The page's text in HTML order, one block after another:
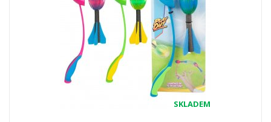
SKLADEM